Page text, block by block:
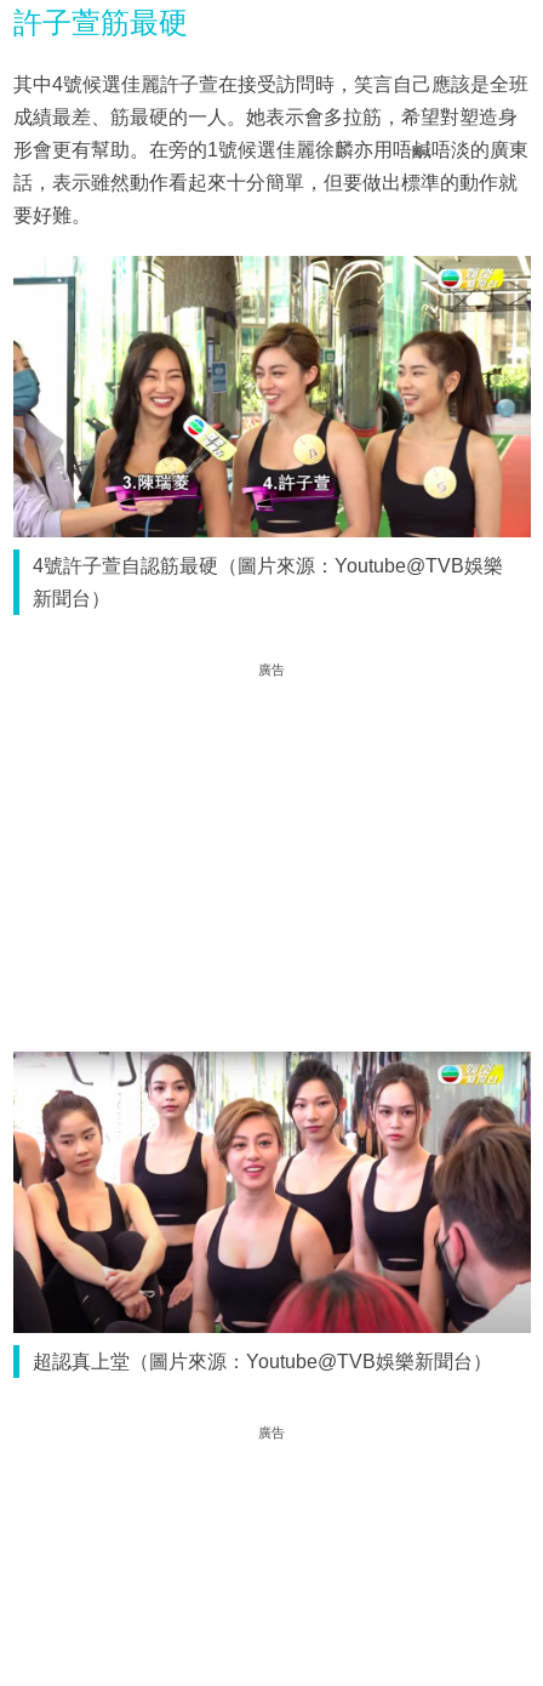
許子萱筋最硬
其中4號候選佳麗許子萱在接受訪問時，笑言自己應該是全班
成績最差、筋最硬的一人。她表示會多拉筋，希望對塑造身
形會更有幫助。在旁的1號候選佳麗徐麟亦用唔鹹唔淡的廣東
話，表示雖然動作看起來十分簡單，但要做出標準的動作就
要好難。
4號許子萱自認筋最硬（圖片來源：Youtube@TVB娛樂
新聞台）
廣告
超認真上堂（圖片來源：Youtube@TVB娛樂新聞台）
廣告